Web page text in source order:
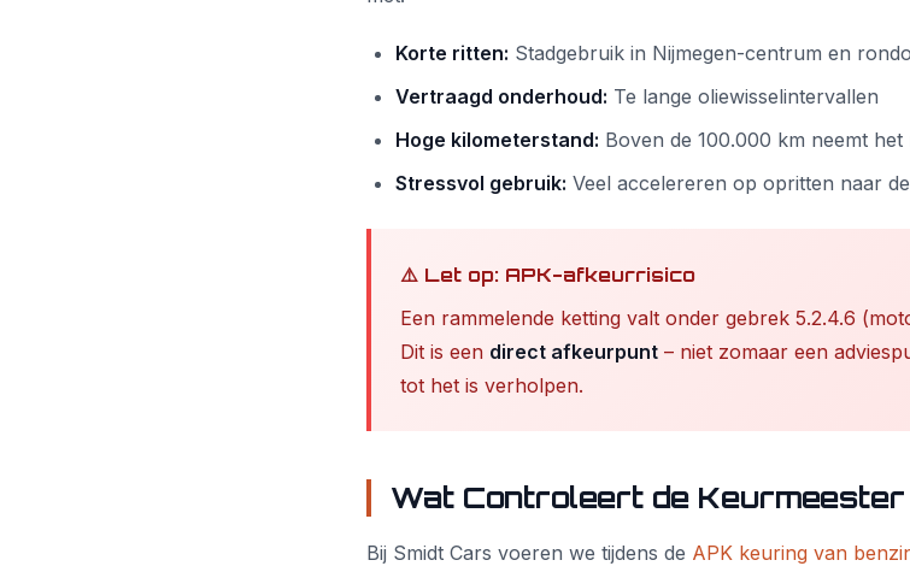
Korte ritten: Stadgebruik in Nijmegen-centrum en
Vertraagd onderhoud: Te lange oliewisselintervallen
Hoge kilometerstand: Boven de 100.000 km neemt
Stressvol gebruik: Veel accelereren op opritten naar
⚠️ Let op: APK-afkeurrisico
Een rammelende ketting valt onder gebrek 5.2.4.6
Dit is een direct afkeurpunt – niet zomaar een
tot het is verholpen.
Wat Controleert de Keurmeester
Bij Smidt Cars voeren we tijdens de APK keuring van